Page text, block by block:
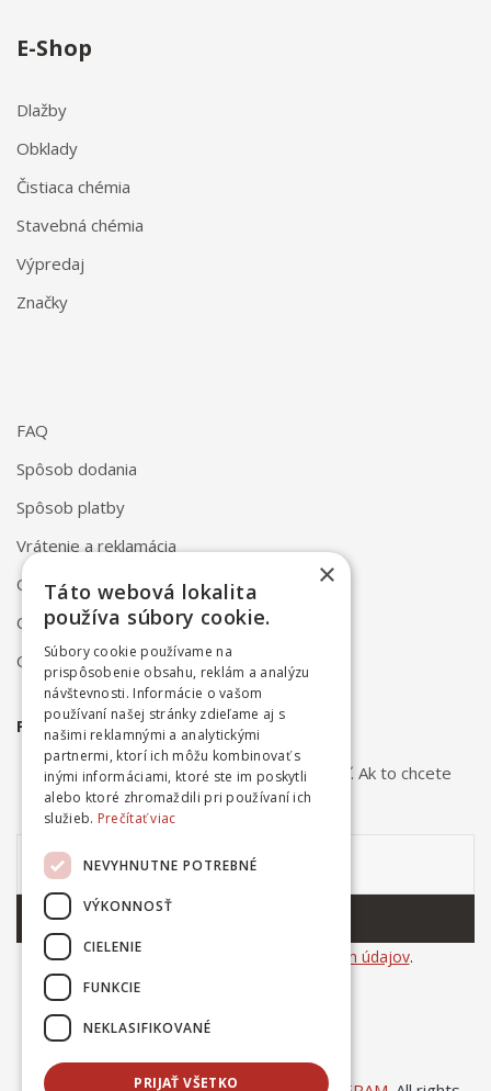
E-Shop
Dlažby
Obklady
Čistiaca chémia
Stavebná chémia
Výpredaj
Značky
FAQ
Spôsob dodania
Spôsob platby
Vrátenie a reklamácia
Odstúpenie od zmluvy online
Obchodné podmienky
Ochrana osobných údajov
PRIHLÁSTE SA NA ODBER NOVINIEK
Odber noviniek môžete kedykoľvek zrušiť. Ak to chcete
urobiť, kontaktujte nás.
Súhlasím so spracovaním osobných údajov.
×
Táto webová lokalita
používa súbory cookie.
Súbory cookie používame na
prispôsobenie obsahu, reklám a analýzu
návštevnosti. Informácie o vašom
používaní našej stránky zdieľame aj s
našimi reklamnými a analytickými
partnermi, ktorí ich môžu kombinovať s
inými informáciami, ktoré ste im poskytli
alebo ktoré zhromaždili pri používaní ich
služieb. Prečítať viac
NEVYHNUTNE POTREBNÉ
VÝKONNOSŤ
CIELENIE
FUNKCIE
NEKLASIFIKOVANÉ
PRIJAŤ VŠETKO